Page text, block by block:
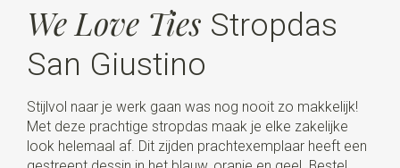
We Love Ties Stropdas
San Giustino
Stijlvol naar je werk gaan was nog nooit zo makkelijk!
Met deze prachtige stropdas maak je elke zakelijke
look helemaal af. Dit zijden prachtexemplaar heeft een